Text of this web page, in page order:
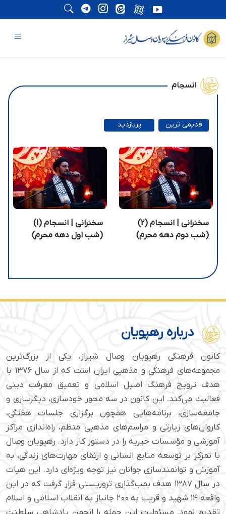
انسجام
پربازدید
قدیمی ترین
سخنرانی | انسجام (2)
(شب دوم دهه محرم)
سخنرانی | انسجام (1)
(شب اول دهه محرم)
درباره رهپویان
کانون فرهنگی رهپویان وصال شیراز، یکی از بزرگ‌ترین
مجموعه‌های فرهنگی و مذهبی ایران است که از سال ۱۳۷۶ با
هدف ترویج فرهنگ اصیل اسلامی و تعمیق معرفت دینی
فعالیت می‌کند. این کانون در سه محور خودسازی، دیگرسازی و
جامعه‌سازی، برنامه‌هایی همچون برگزاری جلسات هفتگی،
کاروان‌های زیارتی و مراسم‌های مذهبی منظم، راه‌اندازی مراکز
آموزشی و مؤسسات خیریه را در دستور کار دارد. رهپویان وصال
با تمرکز بر توسعه منابع انسانی و ارتقای مهارت‌های زندگی، به
آموزش و توانمندسازی جوانان نیز توجه ویژه‌ای دارد. این هیات
در سال ۱۳۸۷ هدف بمب‌گذاری تروریستی قرار گرفت که در این
واقعه ۱۴ شهید و قریب به ۲۰۰ جانباز به انقلاب اسلامی و اسلام